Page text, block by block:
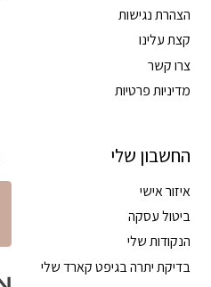
הצהרת נגישות
קצת עלינו
צרו קשר
מדיניות פרטיות
החשבון שלי
איזור אישי
ביטול עסקה
הנקודות שלי
בדיקת יתרה בגיפט קארד שלי